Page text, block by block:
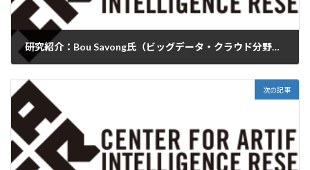
研究紹介：Bou Savong氏（ビッグデータ・クラウド分野）、飯塚 里志氏（数理アルゴリズム分野）
次の記事